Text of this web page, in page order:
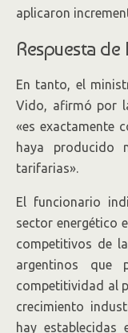
aplicaron
Respuesta de
En tanto, el
Vido, afirmó por
«es exactamente
haya producido
tarifarias».
El funcionario
sector energético
competitivos de
argentinos que
competitividad al
crecimiento
hay establecidas